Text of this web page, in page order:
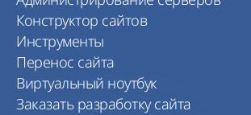
Конструктор сайтов
Инструменты
Перенос сайта
Виртуальный ноутбук
Заказать разработку сайта